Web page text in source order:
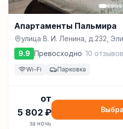
Апартаменты Пальмира
улица В. И. Ленина, д.232,
9.9 Превосходно· 10 отзывов
Wi-Fi Парковка
от
5 802 ₽
за ночь